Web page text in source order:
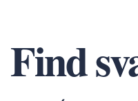
Find